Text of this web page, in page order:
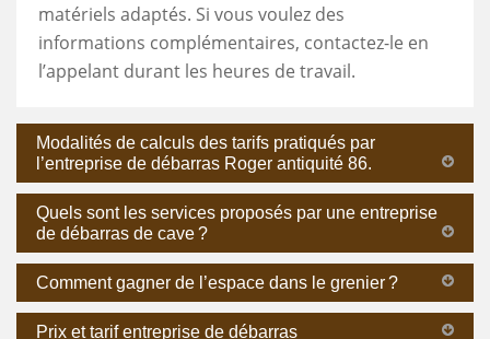
matériels adaptés. Si vous voulez des
informations complémentaires, contactez-le en
l’appelant durant les heures de travail.
Modalités de calculs des tarifs pratiqués par
l’entreprise de débarras Roger antiquité 86.
Quels sont les services proposés par une entreprise
de débarras de cave ?
Comment gagner de l’espace dans le grenier ?
Prix et tarif entreprise de débarras